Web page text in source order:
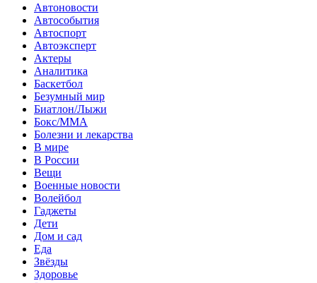
Автоновости
Автособытия
Автоспорт
Автоэксперт
Актеры
Аналитика
Баскетбол
Безумный мир
Биатлон/Лыжи
Бокс/MMA
Болезни и лекарства
В мире
В России
Вещи
Военные новости
Волейбол
Гаджеты
Дети
Дом и сад
Еда
Звёзды
Здоровье